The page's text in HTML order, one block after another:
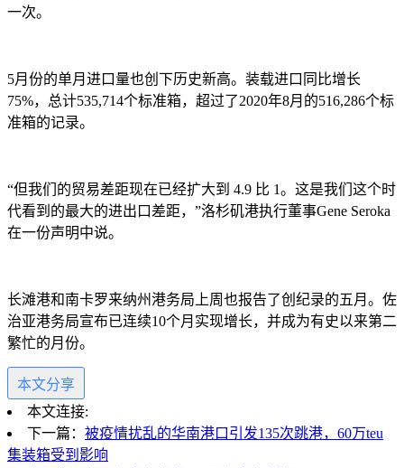
一次。
5月份的单月进口量也创下历史新高。装载进口同比增长
75%，总计535,714个标准箱，超过了2020年8月的516,286个标
准箱的记录。
“但我们的贸易差距现在已经扩大到 4.9 比 1。这是我们这个时
代看到的最大的进出口差距， ”洛杉矶港执行董事Gene Seroka
在一份声明中说。
长滩港和南卡罗来纳州港务局上周也报告了创纪录的五月。佐
治亚港务局宣布已连续10个月实现增长，并成为有史以来第二
繁忙的月份。
本文分享
本文连接:
下一篇： 被疫情扰乱的华南港口引发135次跳港，60万teu
集装箱受到影响